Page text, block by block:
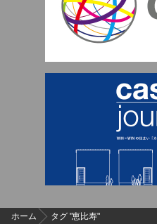
ホーム タグ "恵比寿"